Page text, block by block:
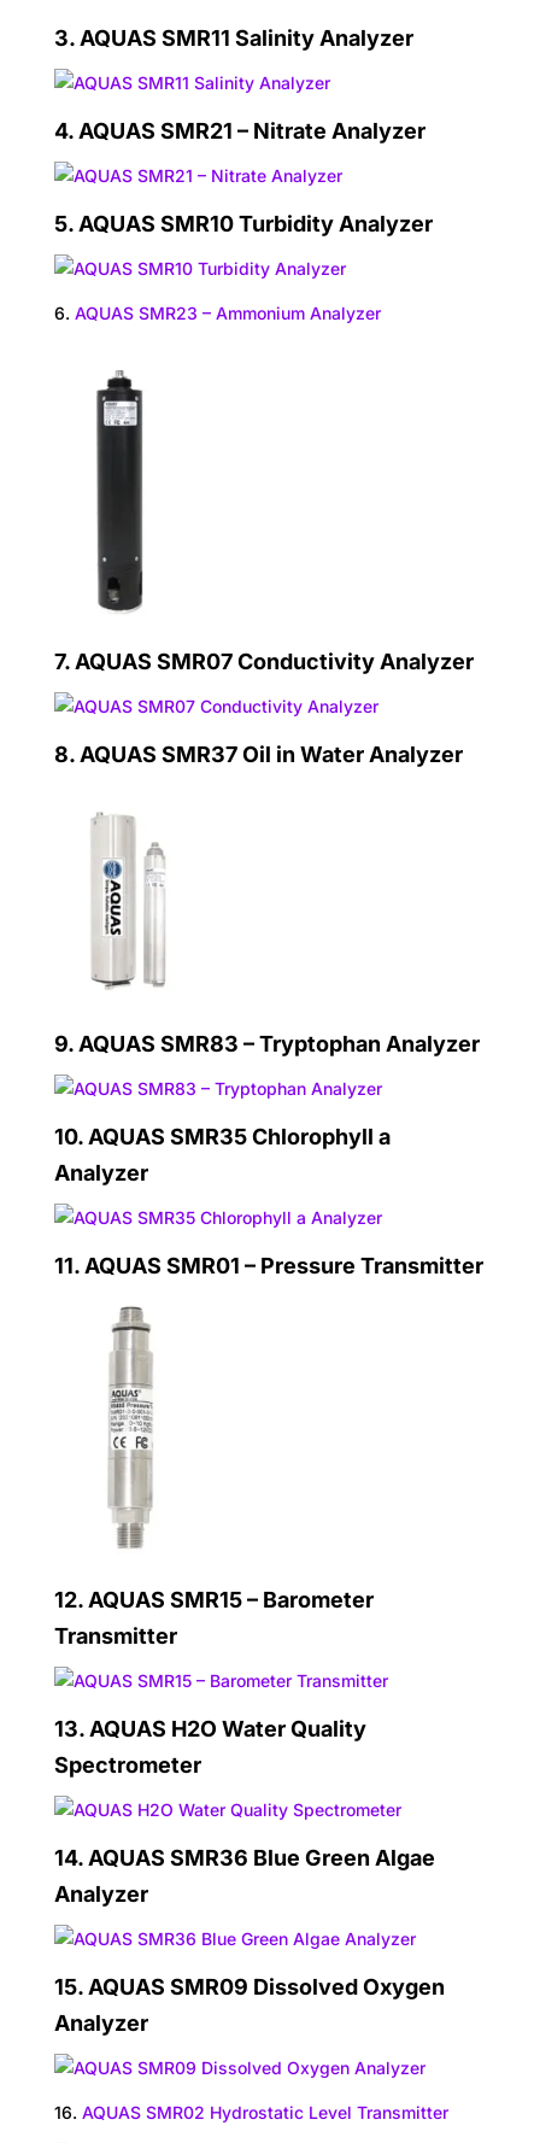
3. AQUAS SMR11 Salinity Analyzer
4. AQUAS SMR21 – Nitrate Analyzer
5. AQUAS SMR10 Turbidity Analyzer
6. AQUAS SMR23 – Ammonium Analyzer
7. AQUAS SMR07 Conductivity Analyzer
8. AQUAS SMR37 Oil in Water Analyzer
9. AQUAS SMR83 – Tryptophan Analyzer
10. AQUAS SMR35 Chlorophyll a
Analyzer
11. AQUAS SMR01 – Pressure Transmitter
12. AQUAS SMR15 – Barometer
Transmitter
13. AQUAS H2O Water Quality
Spectrometer
14. AQUAS SMR36 Blue Green Algae
Analyzer
15. AQUAS SMR09 Dissolved Oxygen
Analyzer
16. AQUAS SMR02 Hydrostatic Level Transmitter